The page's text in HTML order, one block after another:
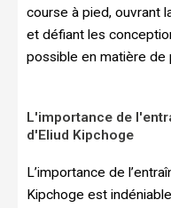
course à pied, ouvrant
et défiant les
possible en matière
L'importance de
d'Eliud Kipchoge
L’importance de
Kipchoge est